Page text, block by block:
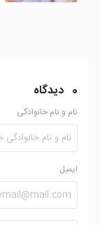
0 دیدگاه
نام و نام خانوادگی
ایمیل